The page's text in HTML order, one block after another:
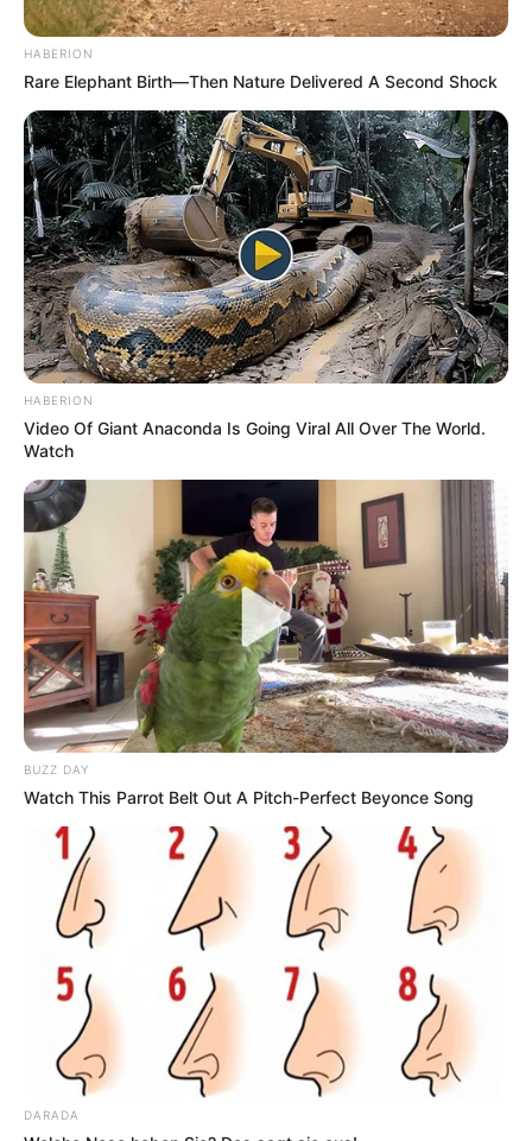
HABERION
Rare Elephant Birth—Then Nature Delivered A Second Shock
HABERION
Video Of Giant Anaconda Is Going Viral All Over The World.
Watch
BUZZ DAY
Watch This Parrot Belt Out A Pitch-Perfect Beyonce Song
DARADA